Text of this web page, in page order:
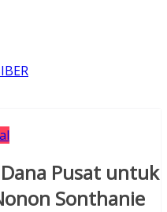
Pusat untuk
Sonthanie